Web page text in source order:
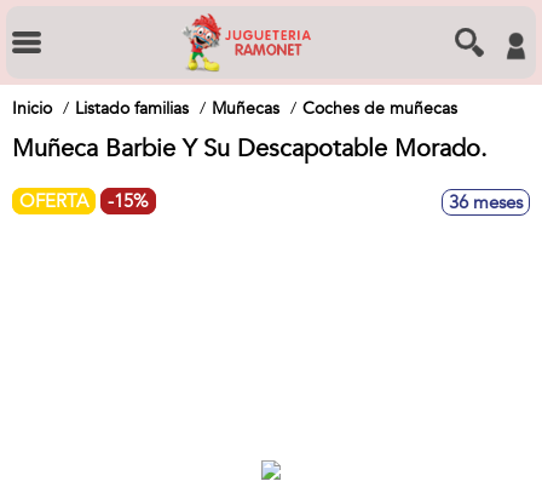
Inicio Listado familias Muñecas Coches de muñecas
Muñeca Barbie Y Su Descapotable Morado.
OFERTA -15% 36 meses